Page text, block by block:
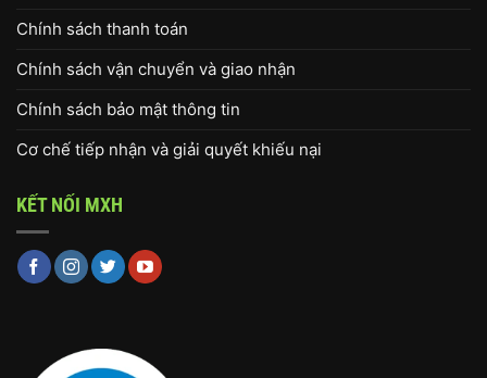
Chính sách thanh toán
Chính sách vận chuyển và giao nhận
Chính sách bảo mật thông tin
Cơ chế tiếp nhận và giải quyết khiếu nại
KẾT NỐI MXH